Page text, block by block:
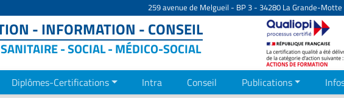
259 avenue de Melgueil - BP 3 - 34280 La Grande-Motte
- INFORMATION - CONSEIL
- SOCIAL - MÉDICO-SOCIAL
Diplômes-Certifications Intra Conseil Publications